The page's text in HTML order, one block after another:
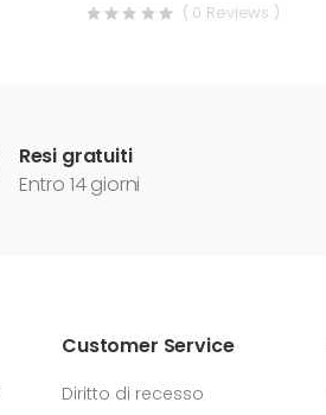
( 0 Reviews )
Resi gratuiti
Entro 14 giorni
Customer Service
Diritto di recesso